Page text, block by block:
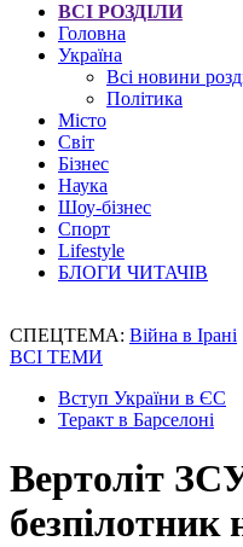
ВСІ РОЗДІЛИ
Головна
Україна
Всі новини
Політика
Місто
Світ
Бізнес
Наука
Шоу-бізнес
Спорт
Lifestyle
БЛОГИ ЧИТАЧІВ
СПЕЦТЕМА: Війна в Ірані
ВСІ ТЕМИ
Вступ України в ЄС
Теракт в Барселоні
Вертоліт
безпілотник